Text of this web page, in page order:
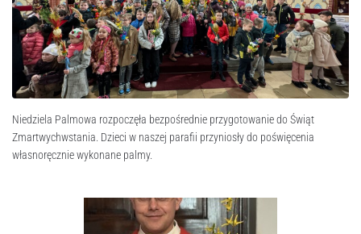
Niedziela Palmowa rozpoczęła bezpośrednie przygotowanie do Świąt
Zmartwychwstania. Dzieci w naszej parafii przyniosły do poświęcenia
własnoręcznie wykonane palmy.